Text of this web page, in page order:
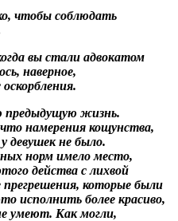
чтобы соблюдать
вы стали адвокатом
наверное,
предыдущую жизнь.
намерения кощунства,
девушек не было.
норм имело место,
действа с лихвой
которые были
исполнить более красиво,
умеют. Как могли,